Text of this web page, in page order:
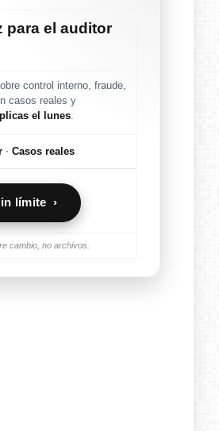
para el auditor
control interno, fraude,
casos reales y
el lunes
· Casos reales
límite ›
cambio, no archivos.